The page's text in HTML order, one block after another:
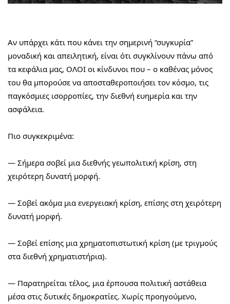
Αν υπάρχει κάτι που κάνει την σημερινή “συγκυρία”
μοναδική και απειλητική, είναι ότι συγκλίνουν πάνω από
τα κεφάλια μας, ΟΛΟΙ οι κίνδυνοι που – ο καθένας μόνος
του θα μπορούσε να αποσταθεροποιήσει τον κόσμο, τις
παγκόσμιες ισορροπίες, την διεθνή ευημερία και την
ασφάλεια.
Πιο συγκεκριμένα:
— Σήμερα σοβεί μια διεθνής γεωπολιτική κρίση, στη
χειρότερη δυνατή μορφή.
— Σοβεί ακόμα μια ενεργειακή κρίση, επίσης στη χειρότερη
δυνατή μορφή.
— Σοβεί επίσης μια χρηματοπιστωτική κρίση (με τριγμούς
στα διεθνή χρηματιστήρια).
— Παρατηρείται τέλος, μια έρπουσα πολιτική αστάθεια
μέσα στις δυτικές δημοκρατίες. Χωρίς προηγούμενο,